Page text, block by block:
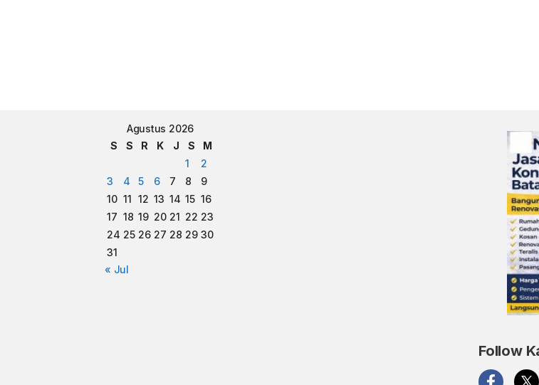
Agustus 2026
S
S R K J S
M
1
2
3
4 5 6 7 8
9
10 11 12 13 14 15 16
17 18 19 20 21 22 23
24 25 26 27 28 29 30
31
« Jul
Follow